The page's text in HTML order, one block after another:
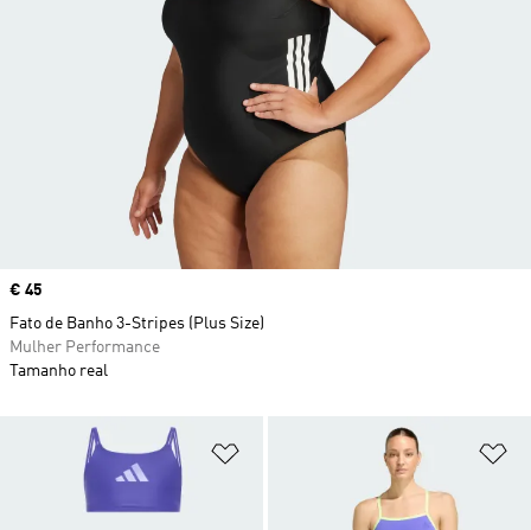
Adicionar à Lista de Desejos
Price
€ 45
Fato de Banho 3-Stripes (Plus Size)
Mulher Performance
Tamanho real